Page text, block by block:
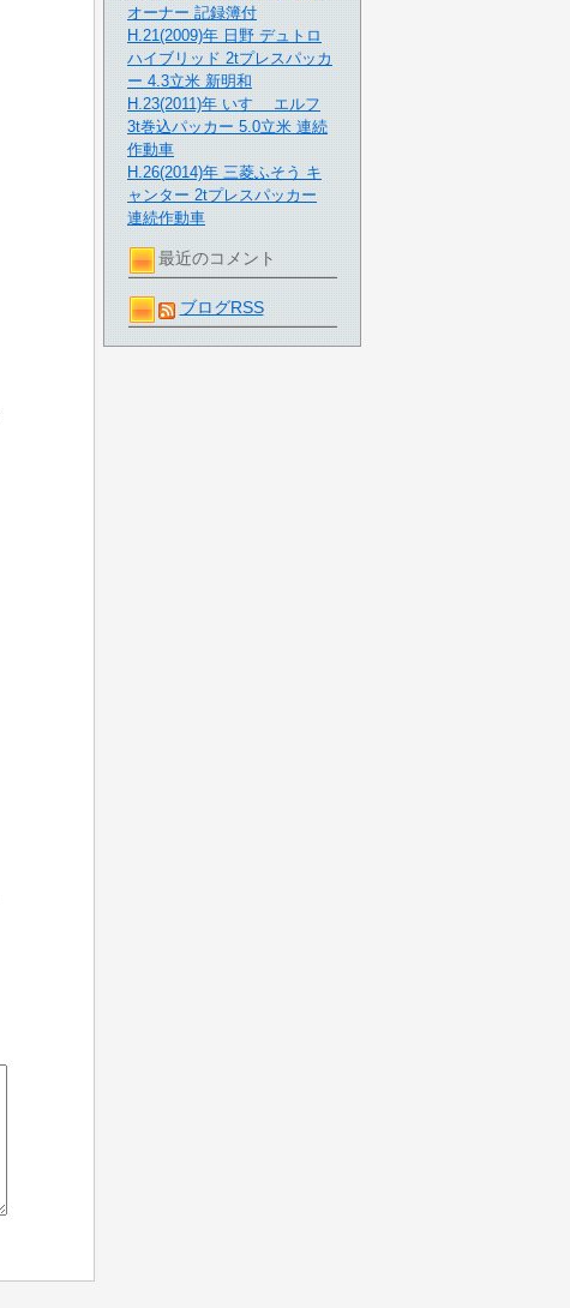
オーナー 記録簿付
H.21(2009)年 日野 デュトロ
ハイブリッド 2tプレスパッカ
ー 4.3立米 新明和
H.23(2011)年 いすゞ エルフ
3t巻込パッカー 5.0立米 連続
作動車
H.26(2014)年 三菱ふそう キ
ャンター 2tプレスパッカー
連続作動車
最近のコメント
ブログRSS